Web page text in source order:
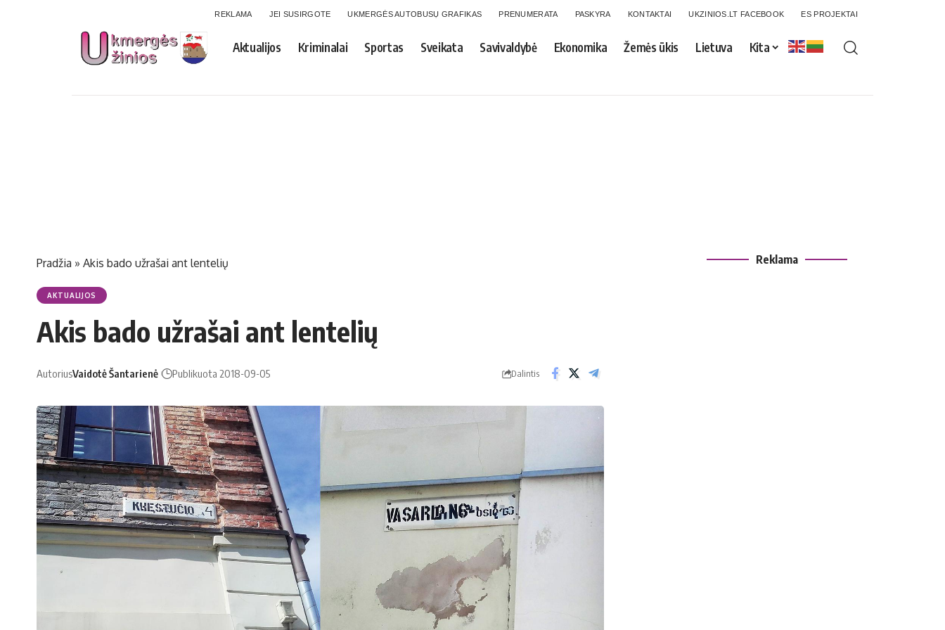
REKLAMA JEI SUSIRGOTE UKMERGĖS AUTOBUSŲ GRAFIKAS PRENUMERATA PASKYRA KONTAKTAI UKZINIOS.LT FACEBOOK ES PROJEKTAI
Aktualijos Kriminalai Sportas Sveikata Savivaldybė Ekonomika Žemės ūkis Lietuva Kita
Pradžia » Akis bado užrašai ant lentelių
AKTUALIJOS
Akis bado užrašai ant lentelių
AutoriusVaidotė Šantarienė Publikuota 2018-09-05 Dalintis
Reklama